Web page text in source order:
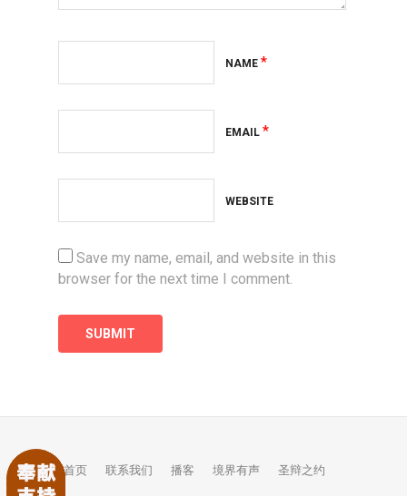
NAME *
EMAIL *
WEBSITE
Save my name, email, and website in this
browser for the next time I comment.
首页 联系我们 播客 境界有声 圣辩之约